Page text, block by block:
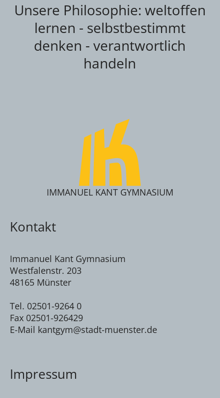
Unsere Philosophie: weltoffen
lernen - selbstbestimmt
denken - verantwortlich
handeln
IMMANUEL KANT GYMNASIUM
Kontakt
Immanuel Kant Gymnasium
Westfalenstr. 203
48165 Münster
Tel. 02501-9264 0
Fax 02501-926429
E-Mail kantgym@stadt-muenster.de
Impressum